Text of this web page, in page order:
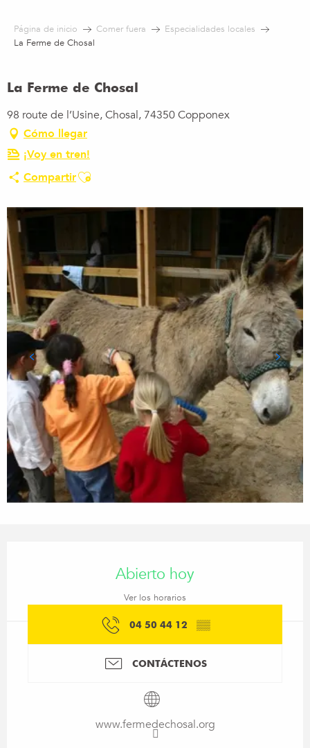
contenu
Página de inicio Comer fuera
Especialidades locales
La Ferme de Chosal
La Ferme de Chosal
98 route de l’Usine, Chosal, 74350 Copponex
Cómo llegar
¡Voy en tren!
CompartirAjouter aux favoris
Abierto hoy
Ver los horarios
04 50 44 12 ▒▒
CONTÁCTENOS
www.fermedechosal.org